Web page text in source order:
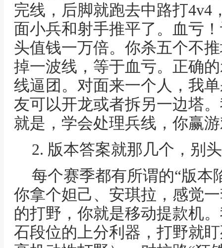
完线，后脚就跑去中路打4v4
面小兵和射手推平了。血亏
头值钱一万倍。你杀五个不
掉一波线，等于血亏。正确
线逼团。对面来一个人，我
友可以开龙或者拆另一边塔
就是，学会处理兵线，你赢
2. 版本答案就那几个，别
每个赛季都有所谓的“版本
你拿个妲己、安琪拉，感觉
的打野，你就是移动提款机
石段位的上分利器，打野就